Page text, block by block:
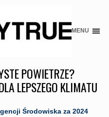
MENU
POWIETRZE?
LEPSZEGO KLIMATU
Środowiska za 2024